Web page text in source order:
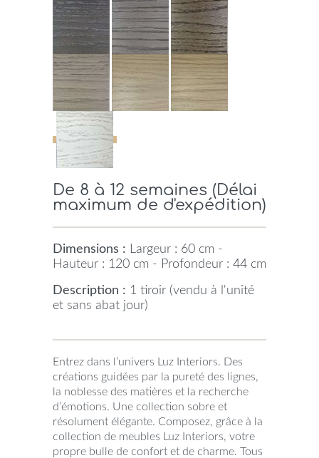
De 8 à 12 semaines (Délai
maximum de d'expédition)
Dimensions : Largeur : 60 cm -
Hauteur : 120 cm - Profondeur : 44 cm
Description : 1 tiroir (vendu à l'unité
et sans abat jour)
Entrez dans l’univers Luz Interiors. Des
créations guidées par la pureté des lignes,
la noblesse des matières et la recherche
d’émotions. Une collection sobre et
résolument élégante. Composez, grâce à la
collection de meubles Luz Interiors, votre
propre bulle de confort et de charme. Tous